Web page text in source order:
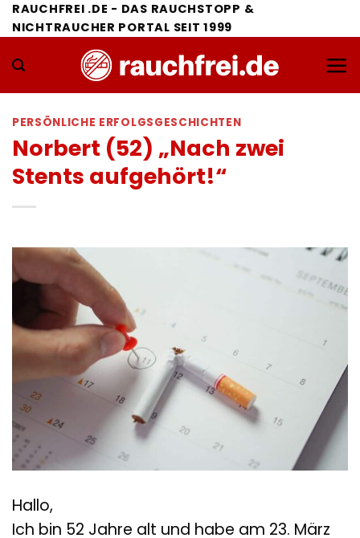
Zum
Inhalt
springen
RAUCHFREI .DE - DAS RAUCHSTOPP &
NICHTRAUCHER PORTAL SEIT 1999
PERSÖNLICHE ERFOLGSGESCHICHTEN
Norbert (52) „Nach zwei
Stents aufgehört!“
Hallo,
Ich bin 52 Jahre alt und habe am 23. März